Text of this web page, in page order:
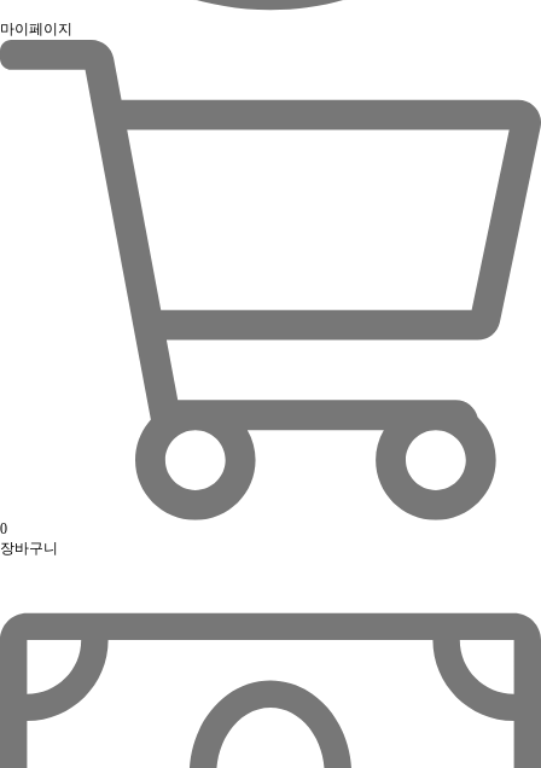
마이페이지
0
장바구니